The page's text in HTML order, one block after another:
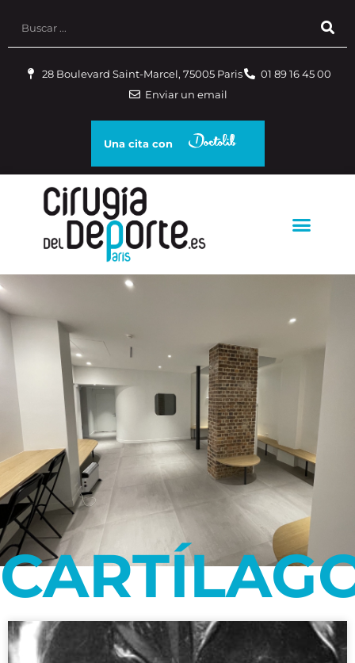
28 Boulevard Saint-Marcel, 75005 Paris
01 89 16 45 00
Enviar un email
Una cita con